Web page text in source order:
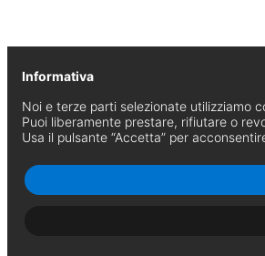
Informativa
Noi e terze parti selezionate utilizziamo
Puoi liberamente prestare, rifiutare o
Usa il pulsante “Accetta” per